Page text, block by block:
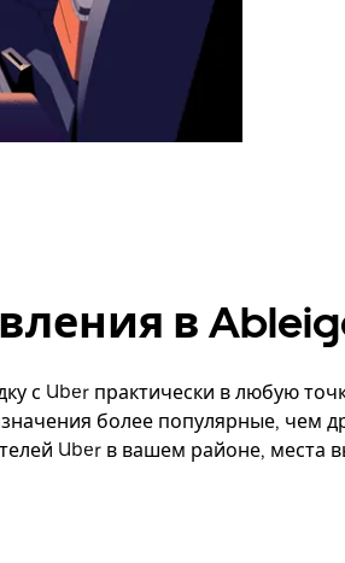
в
с Uber практически в любую
более популярные, чем
Uber в вашем районе, места